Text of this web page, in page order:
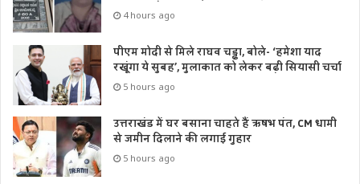
4 hours ago
पीएम मोदी से मिले राघव चड्ढा, बोले- ‘हमेशा याद
रखूंगा ये सुबह’, मुलाकात को लेकर बढ़ी सियासी चर्चा
5 hours ago
उत्तराखंड में घर बसाना चाहते हैं ऋषभ पंत, CM धामी
से जमीन दिलाने की लगाई गुहार
5 hours ago